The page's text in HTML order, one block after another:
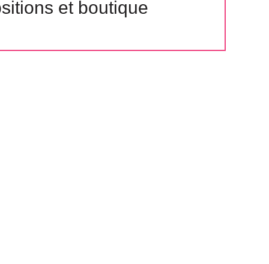
et boutique